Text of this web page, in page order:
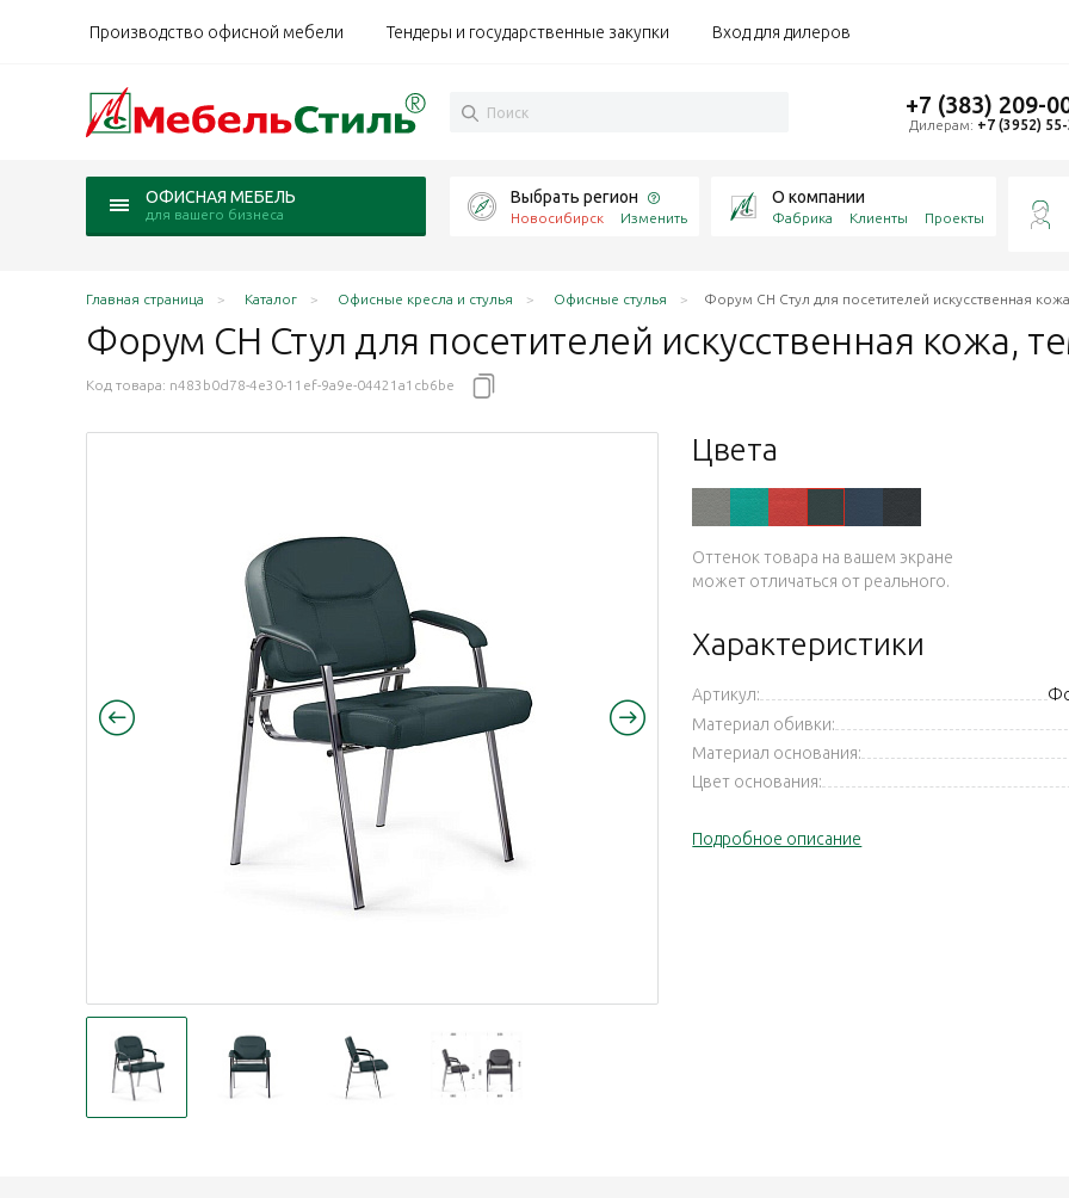
Производство офисной мебели Тендеры и государственные закупки Вход для дилеров
+7 (383) 209-
Дилерам: +7 (3952)
ОФИСНАЯ МЕБЕЛЬ
для вашего бизнеса
Выбрать регион
Новосибирск Изменить
О компании
Фабрика Клиенты Проекты
Главная страница Каталог Офисные кресла и стулья Офисные стулья Форум CH Стул для посетителей искусственная
Форум CH Стул для посетителей искусственная кожа,
Код товара: n483b0d78-4e30-11ef-9a9e-04421a1cb6be
Цвета
Оттенок товара на вашем экране
может отличаться от реального.
Характеристики
Артикул:
Материал обивки:
Материал основания:
Цвет основания:
Подробное описание